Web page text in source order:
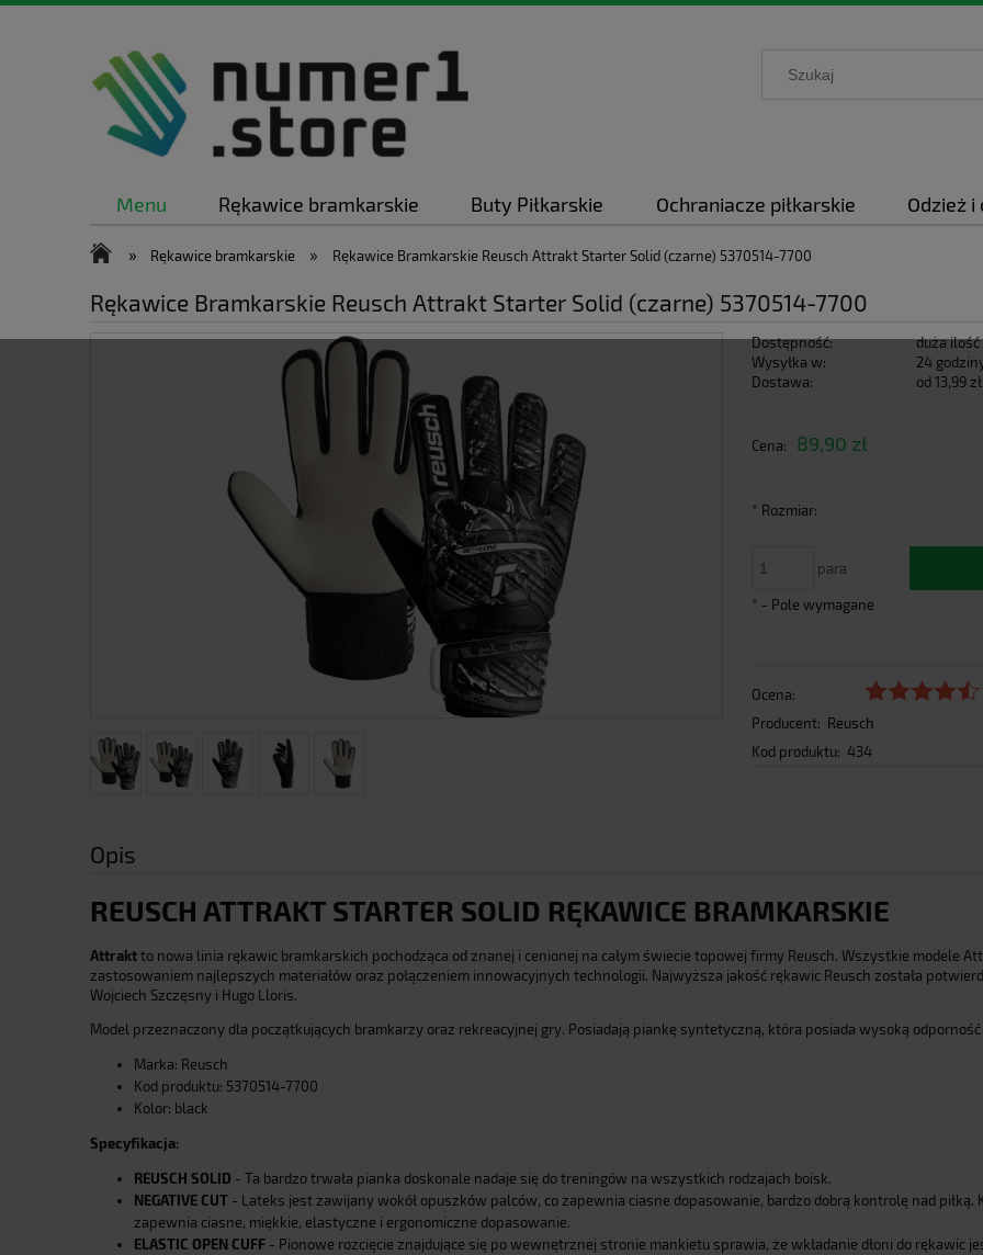
Menu Rękawice bramkarskie Buty Piłkarskie Ochraniacze piłkarskie Odzież i
» Rękawice bramkarskie » Rękawice Bramkarskie Reusch Attrakt Starter Solid (czarne) 5370514-7700
Rękawice Bramkarskie Reusch Attrakt Starter Solid (czarne) 5370514-7700
Dostępność:
duża ilość
Wysyłka w:
24
Dostawa:
od 13,99 zł
Cena: 89,90 zł
* Rozmiar:
para
* - Pole wymagane
Ocena:
Producent: Reusch
Kod produktu: 434
Opis
REUSCH ATTRAKT STARTER SOLID RĘKAWICE BRAMKARSKIE
Attrakt to nowa linia rękawic bramkarskich pochodząca od znanej i cenionej na całym świecie topowej firmy Reusch. Wszystkie modele
zastosowaniem najlepszych materiałów oraz połączeniem innowacyjnych technologii. Najwyższa jakość rękawic Reusch została
Wojciech Szczęsny i Hugo Lloris.
Model przeznaczony dla początkujących bramkarzy oraz rekreacyjnej gry. Posiadają piankę syntetyczną, która posiada wysoką
Marka: Reusch
Kod produktu: 5370514-7700
Kolor: black
Specyfikacja:
REUSCH SOLID - Ta bardzo trwała pianka doskonale nadaje się do treningów na wszystkich rodzajach boisk.
NEGATIVE CUT - Lateks jest zawijany wokół opuszków palców, co zapewnia ciasne dopasowanie, bardzo dobrą kontrolę nad
zapewnia ciasne, miękkie, elastyczne i ergonomiczne dopasowanie.
ELASTIC OPEN CUFF - Pionowe rozcięcie znajdujące się po wewnętrznej stronie mankietu sprawia, że wkładanie dłoni do rękawic